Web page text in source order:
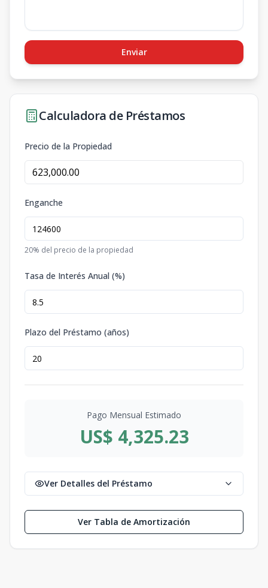
Enviar
Calculadora de Préstamos
Precio de la Propiedad
Enganche
20% del precio de la propiedad
Tasa de Interés Anual (%)
Plazo del Préstamo (años)
Pago Mensual Estimado
US$ 4,325.23
Ver Detalles del Préstamo
Ver Tabla de Amortización